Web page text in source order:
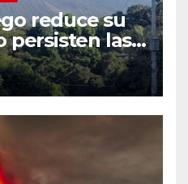
reduce su
persisten las